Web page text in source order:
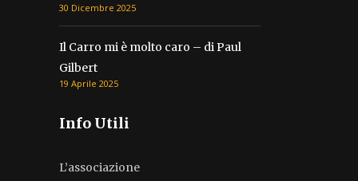
30 Dicembre 2025
Il Carro mi è molto caro – di Paul
Gilbert
19 Aprile 2025
Info Utili
L’associazione